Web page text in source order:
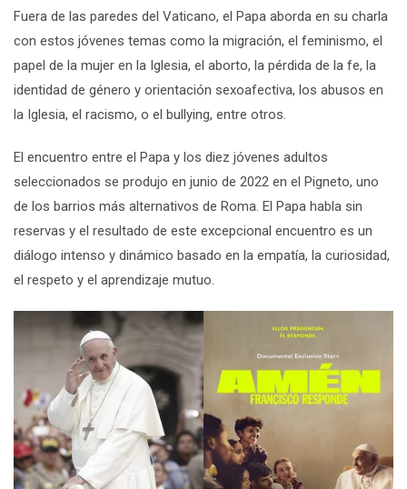
Fuera de las paredes del Vaticano, el Papa aborda en su charla
con estos jóvenes temas como la migración, el feminismo, el
papel de la mujer en la Iglesia, el aborto, la pérdida de la fe, la
identidad de género y orientación sexoafectiva, los abusos en
la Iglesia, el racismo, o el bullying, entre otros.
El encuentro entre el Papa y los diez jóvenes adultos
seleccionados se produjo en junio de 2022 en el Pigneto, uno
de los barrios más alternativos de Roma. El Papa habla sin
reservas y el resultado de este excepcional encuentro es un
diálogo intenso y dinámico basado en la empatía, la curiosidad,
el respeto y el aprendizaje mutuo.